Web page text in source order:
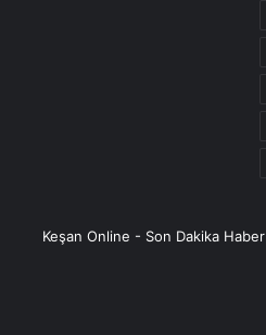
Keşan Online - Son Dakika Haber